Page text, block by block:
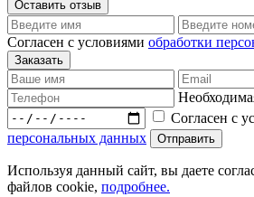
Согласен с условиями обработки
Согласен с
персональных данных
Используя данный сайт, вы даете
файлов cookie, подробнее.